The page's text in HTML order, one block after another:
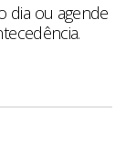
dia ou agende